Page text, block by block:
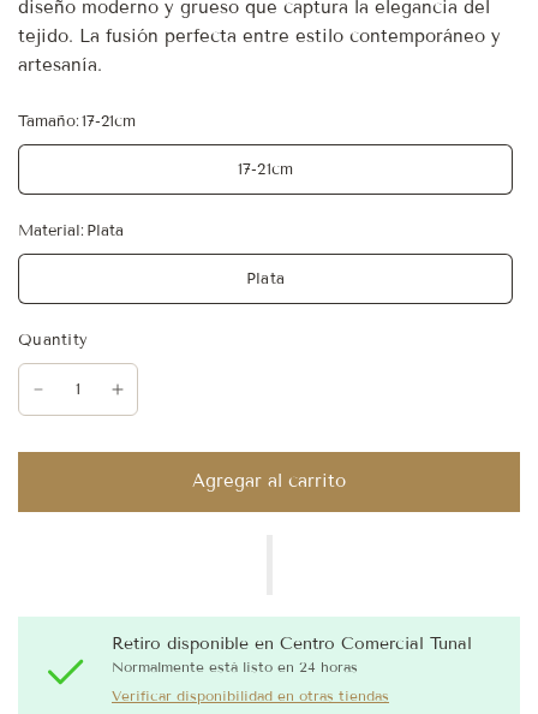
diseño moderno y grueso que captura la elegancia del
tejido. La fusión perfecta entre estilo contemporáneo y
artesanía.
Tamaño:17-21cm
17-21cm
Material: Plata
Plata
Quantity
Agregar al carrito
Retiro disponible enCentro Comercial Tunal
Normalmente está listo en 24 horas
Verificar disponibilidad en otras tiendas